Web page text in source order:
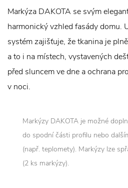
Markýza DAKOTA se svým
harmonický vzhled fasády domu.
systém zajišťuje, že tkanina je
a to i na místech, vystavených
před sluncem ve dne a ochrana
v noci.
Markýzy DAKOTA je možné
do spodní části profilu nebo
(např. teplomety). Markýzy lze
(2 ks markýzy).